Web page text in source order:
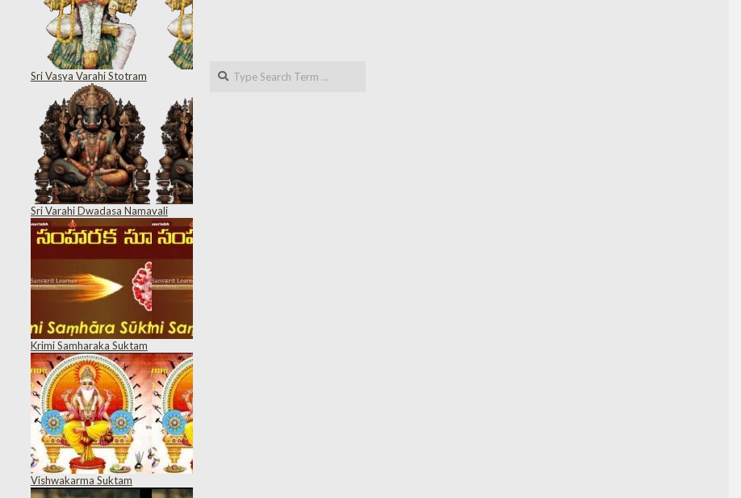
Sri Vasya Varahi Stotram
Sri Varahi Dwadasa Namavali
Krimi Samharaka Suktam
Vishwakarma Suktam